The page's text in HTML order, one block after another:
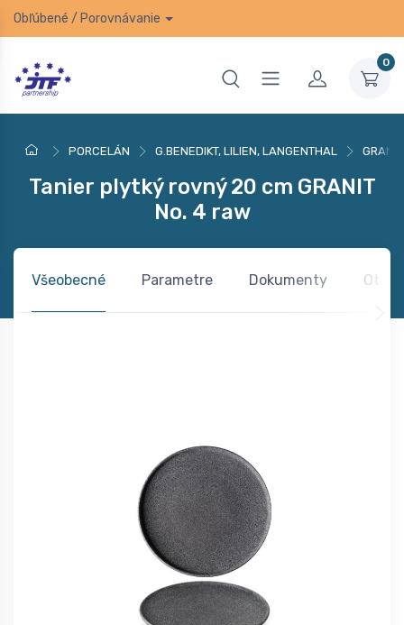
Obľúbené / Porovnávanie
0
PORCELÁN G.BENEDIKT, LILIEN, LANGENTHAL GRANIT
Tanier plytký rovný 20 cm GRANIT
No. 4 raw
Všeobecné Parametre Dokumenty